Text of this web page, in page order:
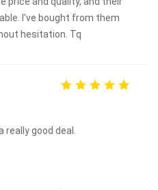
I've bought from them
hesitation. Tq
good deal.